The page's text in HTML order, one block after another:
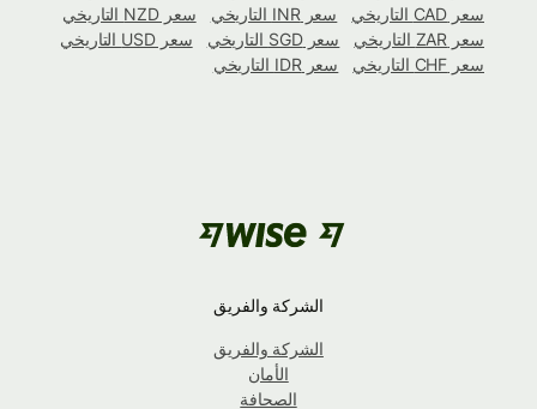
سعر CAD التاريخي
سعر INR التاريخي
سعر NZD التاريخي
سعر ZAR التاريخي
سعر SGD التاريخي
سعر USD التاريخي
سعر CHF التاريخي
سعر IDR التاريخي
الشركة والفريق
الشركة والفريق
الأمان
الصحافة